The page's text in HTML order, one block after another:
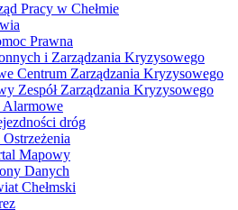
i Zarządzania Kryzysowego
Centrum Zarządzania Kryzysowego
Zespół Zarządzania Kryzysowego
Alarmowe
dróg
Mapowy
Danych
Chełmski
– informacje
klimatyczną?